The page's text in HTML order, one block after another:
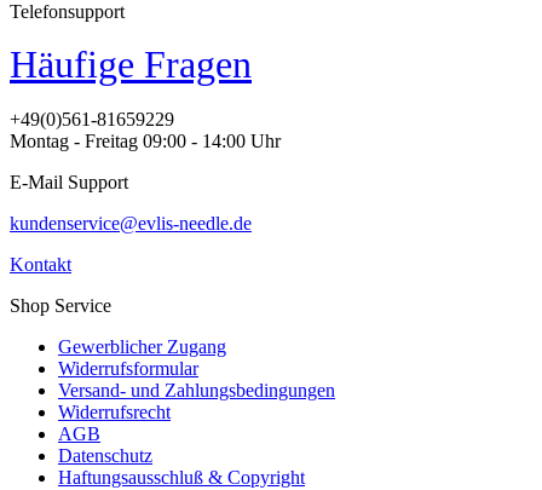
Telefonsupport
Häufige Fragen
+49(0)561-81659229
Montag - Freitag 09:00 - 14:00 Uhr
E-Mail Support
kundenservice@evlis-needle.de
Kontakt
Shop Service
Gewerblicher Zugang
Widerrufsformular
Versand- und Zahlungsbedingungen
Widerrufsrecht
AGB
Datenschutz
Haftungsausschluß & Copyright